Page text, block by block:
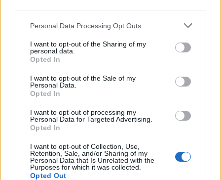
Please note that this website/app uses one or more Google
not limited to your visit or usage behaviour. You may click to
grant or deny consent to Google and its third-party tags to
use your data for below specified purposes in below Google
consent section.
Personal Data Processing Opt Outs
I want to opt-out of the Sharing of my
personal data.
Opted In
I want to opt-out of the Sale of my
Personal Data.
Opted In
I want to opt-out of processing my
Personal Data for Targeted Advertising.
Opted In
I want to opt-out of Collection, Use,
Retention, Sale, and/or Sharing of my
Personal Data that Is Unrelated with the
Purposes for which it was collected.
Opted Out
Zobacz, co zyskują abonenci Dobrego słownika.
SPRAWDŹ